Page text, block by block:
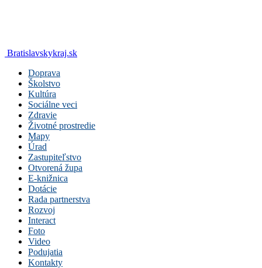
Bratislavskykraj.sk
Doprava
Školstvo
Kultúra
Sociálne veci
Zdravie
Životné prostredie
Mapy
Úrad
Zastupiteľstvo
Otvorená župa
E-knižnica
Dotácie
Rada partnerstva
Rozvoj
Interact
Foto
Video
Podujatia
Kontakty